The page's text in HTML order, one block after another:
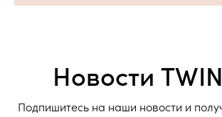
Новости
Подпишитесь на наши новости и